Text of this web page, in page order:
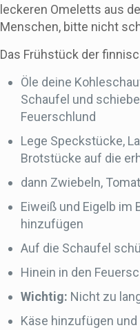
leckeren Omeletts aus
Menschen, bitte nicht
Das Frühstück der
Öle deine
Schaufel und
Feuerschlund
Lege Speckstücke,
Brotstücke auf die
dann Zwiebeln,
Eiweiß und Eigelb im
hinzufügen
Auf die Schaufel
Hinein in den
Wichtig: Nicht zu
Käse hinzufügen